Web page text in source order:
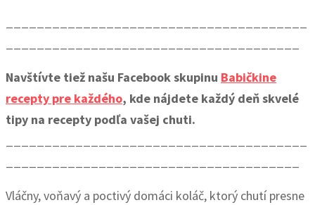
Navštívte tiež našu Facebook skupinu Babičkine
recepty pre každého, kde nájdete každý deň skvelé
tipy na recepty podľa vašej chuti.
Vláčny, voňavý a poctivý domáci koláč, ktorý chutí presne